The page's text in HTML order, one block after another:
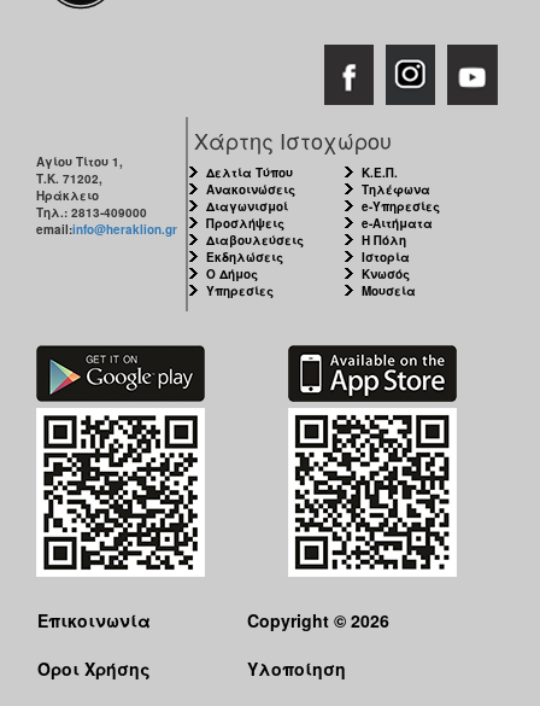
Αγίου Τίτου 1,
Τ.Κ. 71202,
Ηράκλειο
Τηλ.: 2813-409000
email:info@heraklion.gr
Χάρτης Ιστοχώρου
Δελτία Τύπου
Ανακοινώσεις
Διαγωνισμοί
Προσλήψεις
Διαβουλεύσεις
Εκδηλώσεις
Ο Δήμος
Υπηρεσίες
Κ.Ε.Π.
Τηλέφωνα
e-Υπηρεσίες
e-Αιτήματα
Η Πόλη
Ιστορία
Κνωσός
Μουσεία
Επικοινωνία
Όροι Χρήσης
Copyright © 2026
Υλοποίηση